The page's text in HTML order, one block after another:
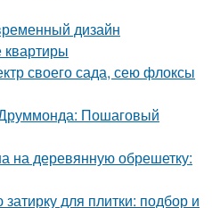
дизайн
квартиры
своего сада, сею флоксы
Пошаговый
на деревянную обрешетку:
для плитки: подбор и